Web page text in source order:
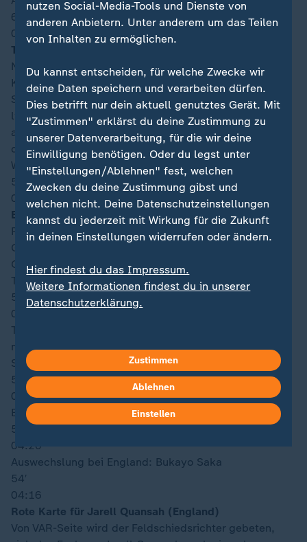
60′
04:23
Tooor für England, 1:3 durch Harry Kane
Natürlich ist das eine Sache für den Kapitän. Harry
Kane tritt zum Foulstrafstoß an, macht dabei keine
Spielchen, sondern knallt seinen Rechtsschuss ins
linke Eck. Zwar ahnt Raúl Rangel die Seite, hat
angesichts der Wucht aber keine Abwehrchance. Für
den Stürmerstar ist das der sechste Treffer bei dieser
WM.
58′
04:21
Elfmeter für England!Ein weiter Abschlag von Jordan
Pickford fliegt in Richtung Harry Kane. Mit etwas
Glück springt der Ball dann in den Lauf von Anthony
Gordon, der freie Bahn in die Box hat. Dort bringt ihn
Torwart Raúl Rangel zu Fall. Eine klare Sache!
57′
04:21
Thomas Tuchel reagiert auf den Platzverweis, bringt
mit John Stones einen Verteidiger. Dafür muss Bukayo
Saka weichen.
57′
04:20
Einwechslung bei England: John Stones
57′
04:20
Auswechslung bei England: Bukayo Saka
54′
04:16
Rote Karte für Jarell Quansah (England)
Von VAR-Seite wird der Feldschiedsrichter gebeten,
nutzen Social-Media-Tools und Dienste von
anderen Anbietern. Unter anderem um das Teilen
von Inhalten zu ermöglichen.
Du kannst entscheiden, für welche Zwecke wir
deine Daten speichern und verarbeiten dürfen.
Dies betrifft nur dein aktuell genutztes Gerät. Mit
"Zustimmen" erklärst du deine Zustimmung zu
unserer Datenverarbeitung, für die wir deine
Einwilligung benötigen. Oder du legst unter
"Einstellungen/Ablehnen" fest, welchen
Zwecken du deine Zustimmung gibst und
welchen nicht. Deine Datenschutzeinstellungen
kannst du jederzeit mit Wirkung für die Zukunft
in deinen Einstellungen widerrufen oder ändern.
Hier findest du das Impressum.
Weitere Informationen findest du in unserer
Datenschutzerklärung.
Zustimmen
Ablehnen
Einstellen